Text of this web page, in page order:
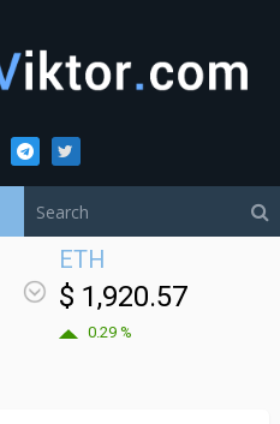
ETH
$ 1,920.57
0.29 %